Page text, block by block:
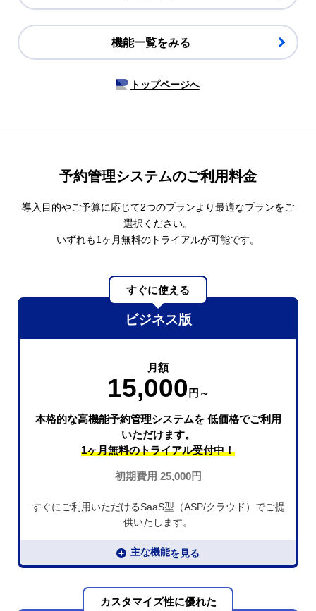
機能一覧をみる
トップページへ
予約管理システムのご利⽤料⾦
導入目的やご予算に応じて2つのプランより最適なプランをご
選択ください。
いずれも1ヶ月無料のトライアルが可能です。
すぐに使える
ビジネス版
月額
15,000 円～
本格的な高機能予約管理システムを低価格でご利用
いただけます。
1ヶ月無料のトライアル受付中！
初期費用 25,000円
すぐにご利用いただけるSaaS型（ASP/クラウド）でご提
供いたします。
主な機能
カスタマイズ性に優れた